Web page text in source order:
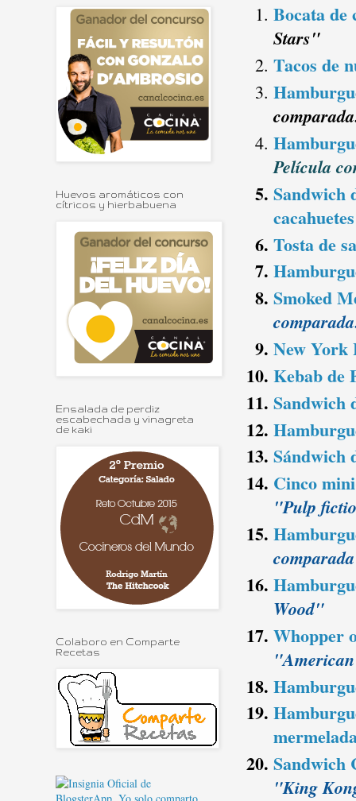
Bocata de
Stars"
Tacos de
Película
Sandwich
Tosta de
Smoked
New York
Kebab de
Sandwich
Sándwich
Cinco
"Pulp
Wood"
Whopper
Sandwich
"King
Huevos aromáticos con
cítricos y hierbabuena
Ensalada de perdiz
escabechada y vinagreta
de kaki
Colaboro en Comparte
Recetas